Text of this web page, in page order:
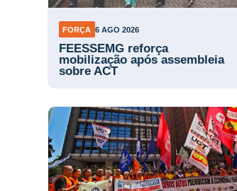
FORÇA 6 AGO 2026
FEESSEMG reforça
mobilização após assembleia
sobre ACT